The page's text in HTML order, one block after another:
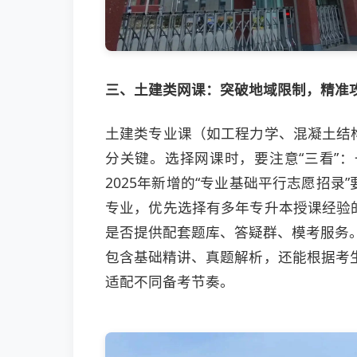
三、土建类网课：突破地域限制，精准
土建类专业课（如工程力学、混凝土
分关键。选择网课时，要注意“三看”
2025年新增的“专业基础平行志愿招录
专业，优先选择有多年专升本授课经
是否提供配套题库、答疑群、模考服
包含基础精讲、真题解析，还能根据考
适配不同备考节奏。